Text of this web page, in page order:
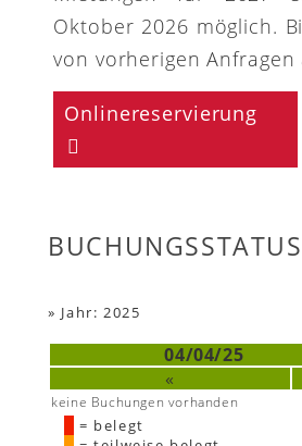
Oktober 2026 möglich.
von vorherigen Anfragen
Onlinereservierung
BUCHUNGSSTATUS
» Jahr: 2025
04/04/25
«
keine Buchungen vorhanden
= belegt